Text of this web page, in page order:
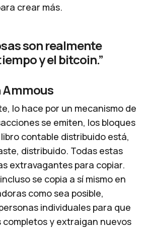
crear más.
son realmente
y el bitcoin.”
Ammous
lo hace por un mecanismo de
se emiten, los bloques
contable distribuido está,
distribuido. Todas estas
extravagantes para copiar.
se copia a sí mismo en
como sea posible,
individuales para que
y extraigan nuevos